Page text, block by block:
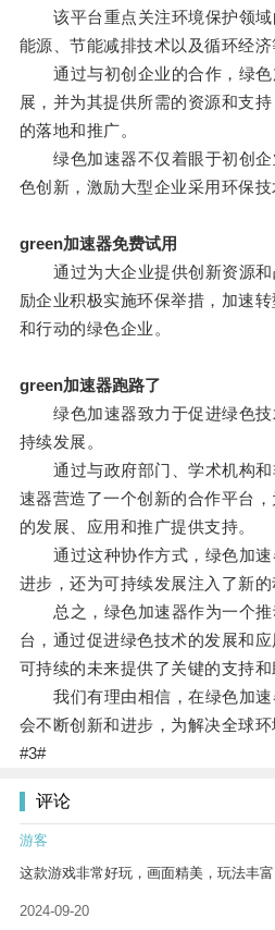
该平台重点关注环境保护领域
能源、节能减排技术以及循环经济
通过与初创企业的合作，绿色
展，并为其提供所需的资源和支
的落地和推广。
绿色加速器不仅着眼于初创企
色创新，激励大型企业采用环保技
green加速器免费试用
通过为大企业提供创新资源和
励企业积极实施环保举措，加速
和行动的绿色企业。
green加速器跑路了
绿色加速器致力于促进绿色技
持续发展。
通过与政府部门、学术机构和
速器营造了一个创新的合作平台
的发展、应用和推广提供支持。
通过这种协作方式，绿色加速
进步，还为可持续发展注入了新的
总之，绿色加速器作为一个推
台，通过促进绿色技术的发展和应
可持续的未来提供了关键的支持和
我们有理由相信，在绿色加速
会不断创新和进步，为解决全球环
#3#
评论
游客
这款游戏非常好玩，画面精美，玩法丰富
2024-09-20